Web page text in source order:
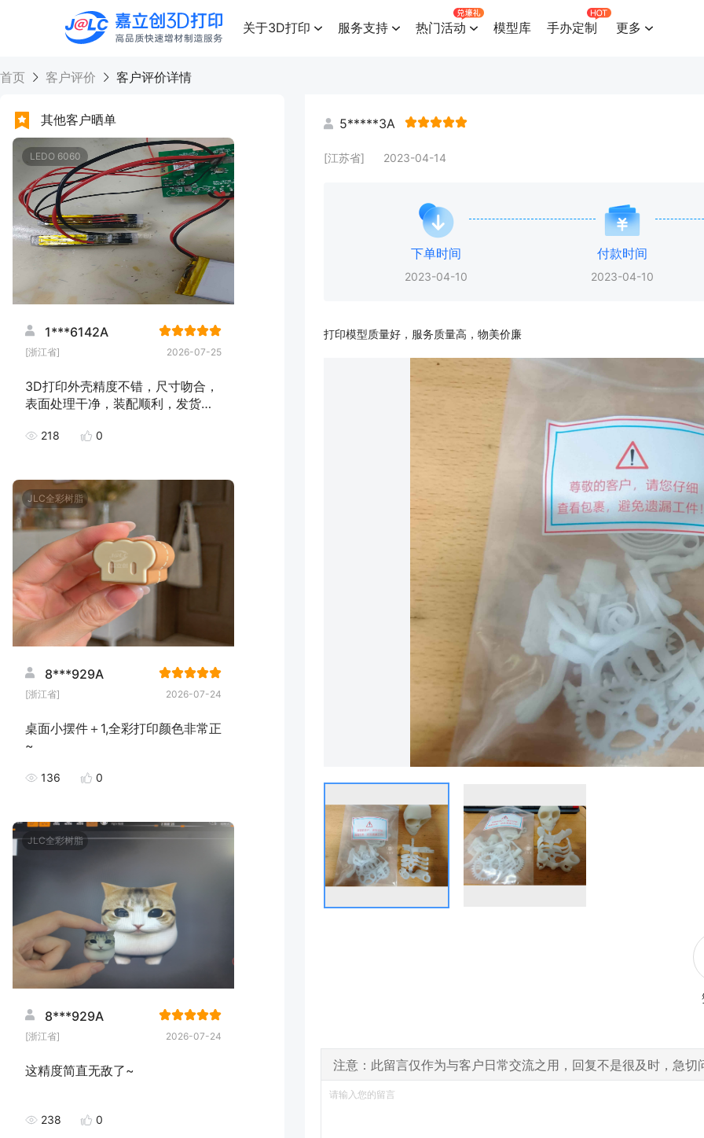
高品质快速增材制造服务
关于3D打印 服务支持 热门活动 模型库 手办定制 更多
首页 客户评价 客户评价详情
其他客户晒单
LEDO 6060
1***6142A
[浙江省] 2026-07-25
3D打印外壳精度不错，尺寸吻合，
表面处理干净，装配顺利，发货速
218 0
JLC全彩树脂
8***929A
[浙江省] 2026-07-24
桌面小摆件＋1,全彩打印颜色非常正
~
136 0
JLC全彩树脂
8***929A
[浙江省] 2026-07-24
这精度简直无敌了~
238 0
5*****3A
[江苏省] 2023-04-14
下单时间
2023-04-10
付款时间
2023-04-10
打印模型质量好，服务质量高，物美价廉
注意：此留言仅作为与客户日常交流之用，回复不是很及时，急